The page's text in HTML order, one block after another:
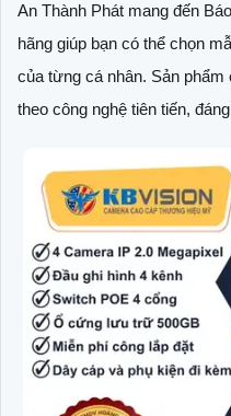
An Thành Phát mang đến
hãng giúp bạn có thể chọn
của từng cá nhân. Sản
theo công nghệ tiên tiến,